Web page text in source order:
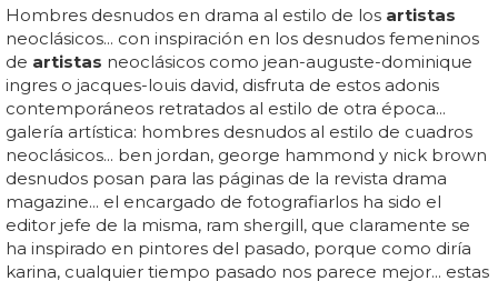
buscados en google en 2017... top 2017: estos son los 5
artistas+ las 5 canciones más buscadas en google en
2017... seguimos con los repasos a la música y a los
artistas del año 2017, al que ya pocos días le quedan...
entre los 5artistasmás buscados en google en el año
2017 encontramos 3 mujeres: la más googleada ha sido
ariana grande, no porque haya tenido nuevo disco bajo el
brazo, sino por la tragedia que fue el atentado en su
concierto en manchester en mayo... después de ver lo
más escuchado en spotify o los videoclips más vistos en
youtube nos quedó claro que las divas no han corrido
gran suerte en el año que acaba...